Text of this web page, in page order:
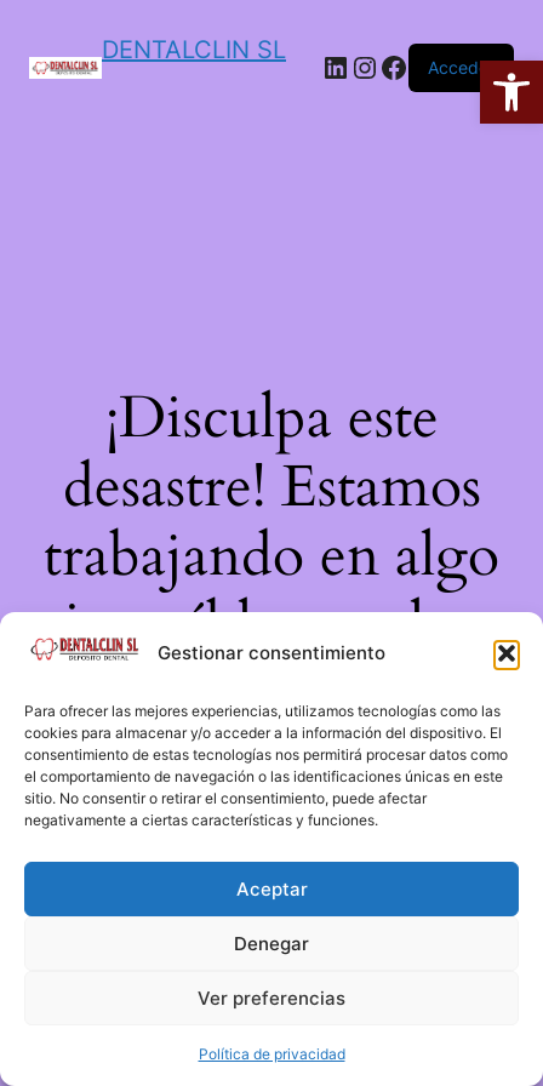
Gestionar consentimiento
Para ofrecer las mejores experiencias, utilizamos tecnologías como las
cookies para almacenar y/o acceder a la información del dispositivo. El
consentimiento de estas tecnologías nos permitirá procesar datos como
el comportamiento de navegación o las identificaciones únicas en este
sitio. No consentir o retirar el consentimiento, puede afectar
negativamente a ciertas características y funciones.
Aceptar
Denegar
Ver preferencias
Política de privacidad
DENTALCLIN SL
Acceder
¡Disculpa este
desastre! Estamos
trabajando en algo
increíble, ¡vuelve
pronto!